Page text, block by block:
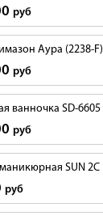
руб
Аура (2238-F)
руб
ванночка SD-6605
руб
SUN 2C
руб